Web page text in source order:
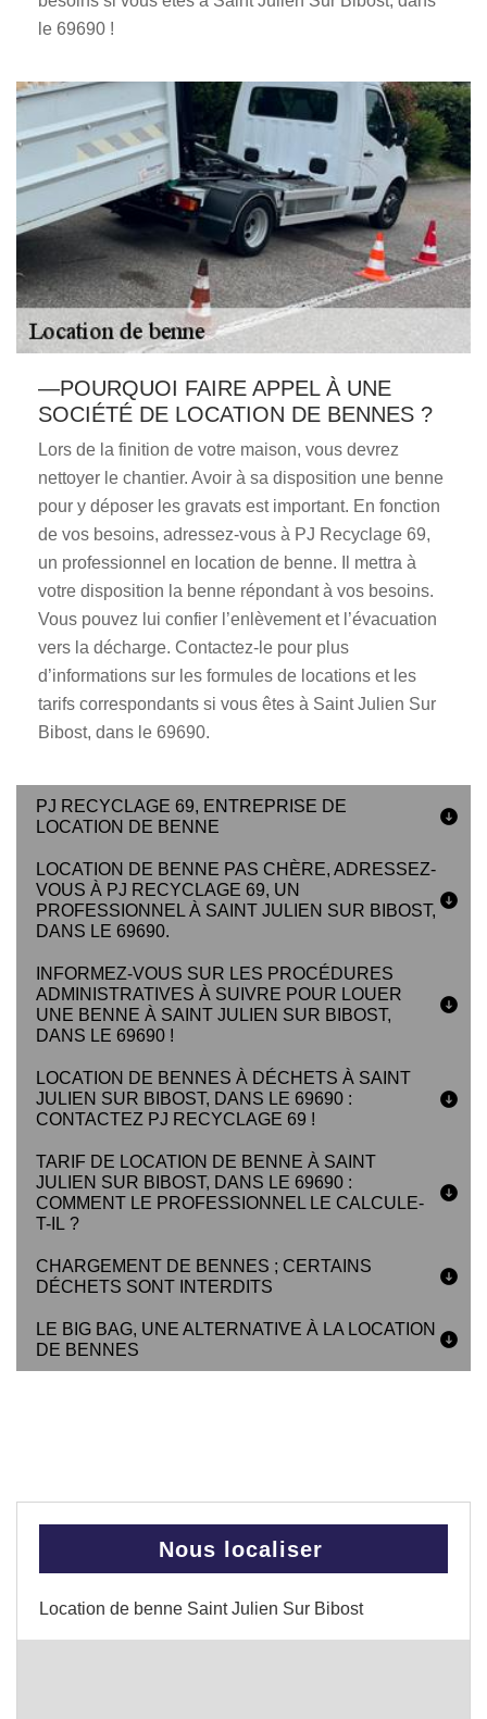
le 69690 !
—POURQUOI FAIRE APPEL À UNE
SOCIÉTÉ DE LOCATION DE BENNES ?
Lors de la finition de votre maison, vous devrez
nettoyer le chantier. Avoir à sa disposition une benne
pour y déposer les gravats est important. En fonction
de vos besoins, adressez-vous à PJ Recyclage 69,
un professionnel en location de benne. Il mettra à
votre disposition la benne répondant à vos besoins.
Vous pouvez lui confier l’enlèvement et l’évacuation
vers la décharge. Contactez-le pour plus
d’informations sur les formules de locations et les
tarifs correspondants si vous êtes à Saint Julien Sur
Bibost, dans le 69690.
PJ RECYCLAGE 69, ENTREPRISE DE
LOCATION DE BENNE
LOCATION DE BENNE PAS CHÈRE, ADRESSEZ-
VOUS À PJ RECYCLAGE 69, UN
PROFESSIONNEL À SAINT JULIEN SUR BIBOST,
DANS LE 69690.
INFORMEZ-VOUS SUR LES PROCÉDURES
ADMINISTRATIVES À SUIVRE POUR LOUER
UNE BENNE À SAINT JULIEN SUR BIBOST,
DANS LE 69690 !
LOCATION DE BENNES À DÉCHETS À SAINT
JULIEN SUR BIBOST, DANS LE 69690 :
CONTACTEZ PJ RECYCLAGE 69 !
TARIF DE LOCATION DE BENNE À SAINT
JULIEN SUR BIBOST, DANS LE 69690 :
COMMENT LE PROFESSIONNEL LE CALCULE-
T-IL ?
CHARGEMENT DE BENNES ; CERTAINS
DÉCHETS SONT INTERDITS
LE BIG BAG, UNE ALTERNATIVE À LA LOCATION
DE BENNES
Nous localiser
Location de benne Saint Julien Sur Bibost